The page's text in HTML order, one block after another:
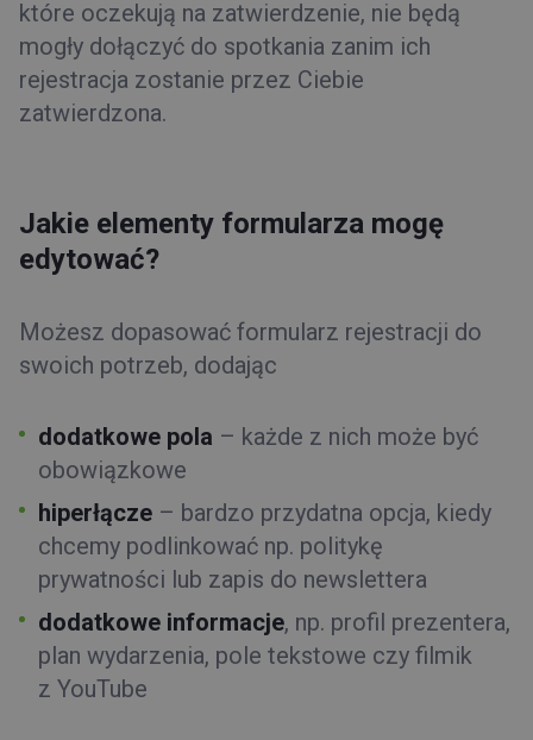
które oczekują na zatwierdzenie, nie będą
mogły dołączyć do spotkania zanim ich
rejestracja zostanie przez Ciebie
zatwierdzona.
Jakie elementy formularza mogę
edytować?
Możesz dopasować formularz rejestracji do
swoich potrzeb, dodając
dodatkowe pola – każde z nich może być
obowiązkowe
hiperłącze – bardzo przydatna opcja, kiedy
chcemy podlinkować np. politykę
prywatności lub zapis do newslettera
dodatkowe informacje, np. profil prezentera,
plan wydarzenia, pole tekstowe czy filmik
z YouTube